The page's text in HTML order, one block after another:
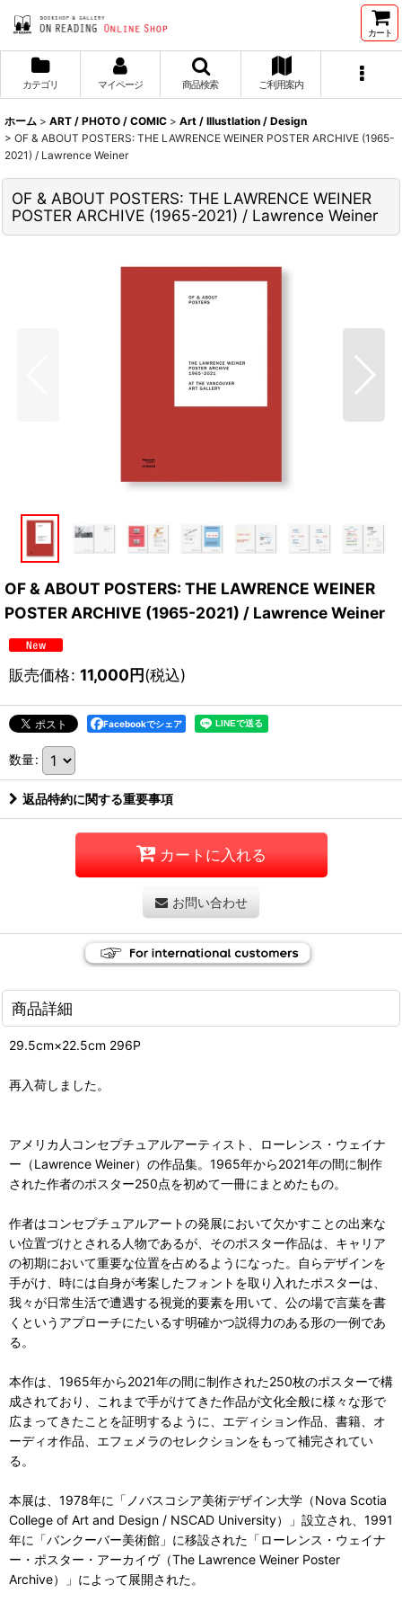
カート
カテゴリ マイページ 商品検索 ご利用案内
ホーム > ART / PHOTO / COMIC > Art / Illustlation / Design
> OF & ABOUT POSTERS: THE LAWRENCE WEINER POSTER ARCHIVE (1965-
2021) / Lawrence Weiner
OF & ABOUT POSTERS: THE LAWRENCE WEINER
POSTER ARCHIVE (1965-2021) / Lawrence Weiner
OF & ABOUT POSTERS: THE LAWRENCE WEINER
POSTER ARCHIVE (1965-2021) / Lawrence Weiner
販売価格: 11,000円(税込)
Facebookでシェア
数量:
返品特約に関する重要事項
カートに入れる
お問い合わせ
商品詳細
29.5cm×22.5cm 296P
再入荷しました。
アメリカ人コンセプチュアルアーティスト、ローレンス・ウェイナ
ー（Lawrence Weiner）の作品集。1965年から2021年の間に制作
された作者のポスター250点を初めて一冊にまとめたもの。
作者はコンセプチュアルアートの発展において欠かすことの出来な
い位置づけとされる人物であるが、そのポスター作品は、キャリア
の初期において重要な位置を占めるようになった。自らデザインを
手がけ、時には自身が考案したフォントを取り入れたポスターは、
我々が日常生活で遭遇する視覚的要素を用いて、公の場で言葉を書
くというアプローチにたいるす明確かつ説得力のある形の一例であ
る。
本作は、1965年から2021年の間に制作された250枚のポスターで構
成されており、これまで手がけてきた作品が文化全般に様々な形で
広まってきたことを証明するように、エディション作品、書籍、オ
ーディオ作品、エフェメラのセレクションをもって補完されてい
る。
本展は、1978年に「ノバスコシア美術デザイン大学（Nova Scotia
College of Art and Design / NSCAD University）」設立され、1991
年に「バンクーバー美術館」に移設された「ローレンス・ウェイナ
ー・ポスター・アーカイヴ（The Lawrence Weiner Poster
Archive）」によって展開された。